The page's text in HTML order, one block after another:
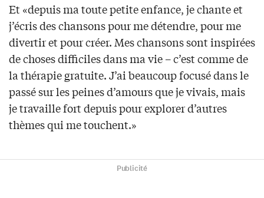
Et «depuis ma toute petite enfance, je chante et
j’écris des chansons pour me détendre, pour me
divertir et pour créer. Mes chansons sont inspirées
de choses difficiles dans ma vie – c’est comme de
la thérapie gratuite. J’ai beaucoup focusé dans le
passé sur les peines d’amours que je vivais, mais
je travaille fort depuis pour explorer d’autres
thèmes qui me touchent.»
Publicité